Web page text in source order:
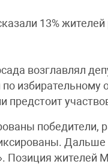
13%
возглавлял
избирательному
предстоит
победители,
Позиция жителей